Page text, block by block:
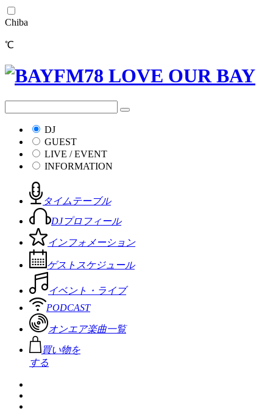
Chiba
℃
DJ
GUEST
LIVE / EVENT
INFORMATION
タイムテーブル
DJプロフィール
インフォメーション
ゲストスケジュール
イベント・ライブ
PODCAST
オンエア楽曲一覧
買い物を
する